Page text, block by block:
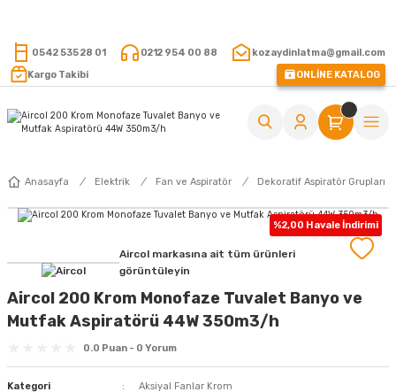
0542 535 28 01 0212 954 00 88
kozaydinlatma@gmail.com
Kargo Takibi
ONLİNE KATALOG
Anasayfa Elektrik Fan ve Aspiratör Dekoratif Aspiratör Grupları
%2,00 Havale İndirimi
Aircol markasına ait tüm ürünleri
görüntüleyin
Aircol 200 Krom Monofaze Tuvalet Banyo ve
Mutfak Aspiratörü 44W 350m3/h
0.0 Puan - 0 Yorum
Kategori
Aksiyal Fanlar Krom